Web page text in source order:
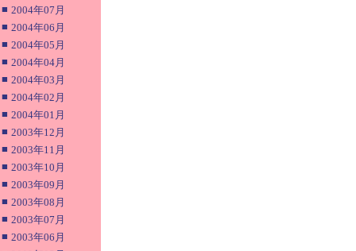
■ 2004年07月
■ 2004年06月
■ 2004年05月
■ 2004年04月
■ 2004年03月
■ 2004年02月
■ 2004年01月
■ 2003年12月
■ 2003年11月
■ 2003年10月
■ 2003年09月
■ 2003年08月
■ 2003年07月
■ 2003年06月